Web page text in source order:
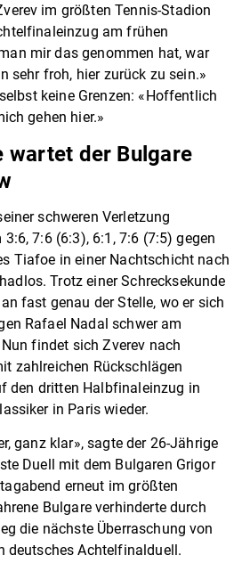
im größten Tennis-Stadion
am frühen
mir das genommen hat, war
sehr froh, hier zurück zu sein.»
keine Grenzen: «Hoffentlich
gehen hier.»
wartet der Bulgare
schweren Verletzung
7:6 (6:3), 6:1, 7:6 (7:5) gegen
Tiafoe in einer Nachtschicht nach
Trotz einer Schrecksekunde
fast genau der Stelle, wo er sich
Rafael Nadal schwer am
findet sich Zverev nach
zahlreichen Rückschlägen
den dritten Halbfinaleinzug in
in Paris wieder.
ganz klar», sagte der 26-Jährige
Duell mit dem Bulgaren Grigor
erneut im größten
Bulgare verhinderte durch
die nächste Überraschung von
deutsches Achtelfinalduell.